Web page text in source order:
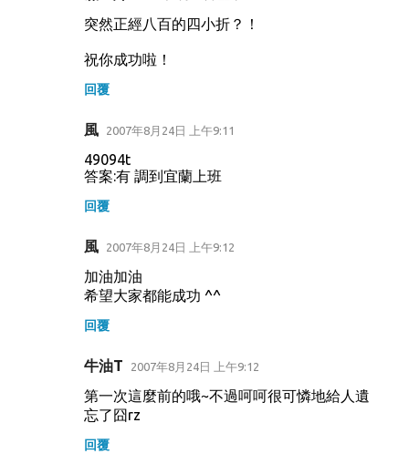
突然正經八百的四小折？！
祝你成功啦！
回覆
風 2007年8月24日 上午9:11
49094t
答案:有 調到宜蘭上班
回覆
風 2007年8月24日 上午9:12
加油加油
希望大家都能成功 ^^
回覆
牛油T 2007年8月24日 上午9:12
第一次這麼前的哦~不過呵呵很可憐地給人遺
忘了囧rz
回覆